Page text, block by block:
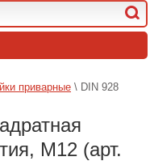
приварные \ DIN 928
M12 (арт.